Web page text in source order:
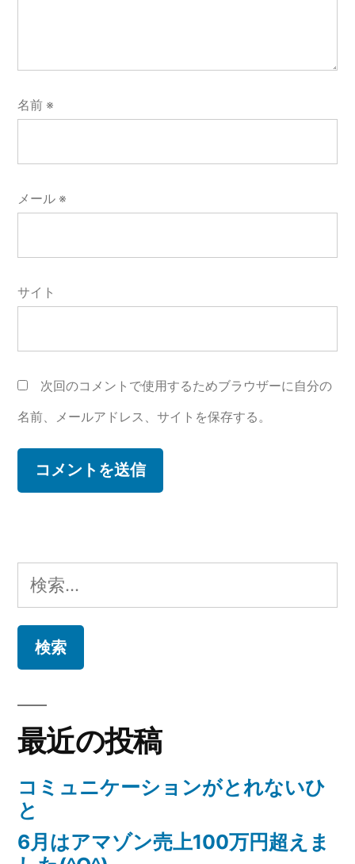
名前 ※
メール ※
サイト
次回のコメントで使用するためブラウザーに自分の
名前、メールアドレス、サイトを保存する。
検
索:
最近の投稿
コミュニケーションがとれないひ
と
6月はアマゾン売上100万円超えま